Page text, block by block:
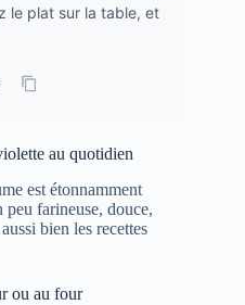
le plat sur la table, et
·
au quotidien
est étonnamment
peu farineuse, douce,
bien les recettes
ou au four